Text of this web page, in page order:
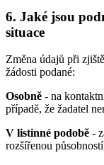
6. Jaké jsou
situace
Změna údajů při
žádosti podané:
Osobně - na
případě, že žadatel
V listinné podobě -
rozšířenou